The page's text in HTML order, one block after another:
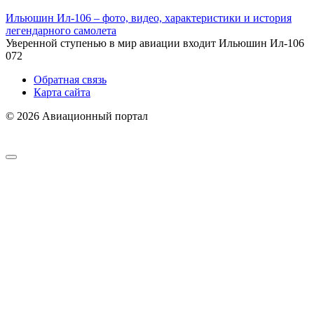
Ильюшин Ил-106 – фото, видео, характеристики и история
легендарного самолета
Уверенной ступенью в мир авиации входит Ильюшин Ил-106
072
Обратная связь
Карта сайта
© 2026 Авиационный портал